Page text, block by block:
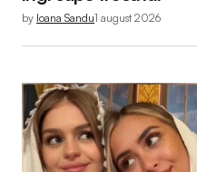
by Ioana Sandu1 august 2026